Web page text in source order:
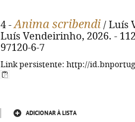
4 -Anima scribendi / Luís
Luís Vendeirinho, 2026. -
97120-6-7
Link persistente: http://
ADICIONAR À LISTA